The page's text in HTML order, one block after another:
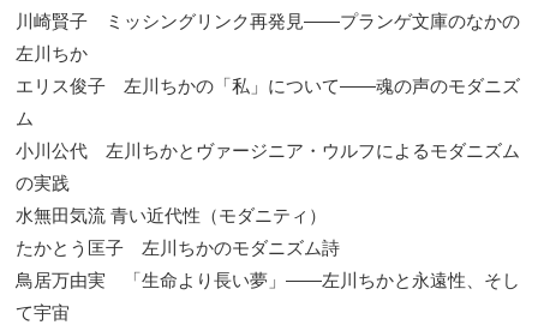
川崎賢子 ミッシングリンク再発見――プランゲ文庫のなかの
左川ちか
エリス俊子 左川ちかの「私」について――魂の声のモダニズ
ム
小川公代 左川ちかとヴァージニア・ウルフによるモダニズム
の実践
水無田気流 青い近代性（モダニティ）
たかとう匡子 左川ちかのモダニズム詩
鳥居万由実 「生命より長い夢」――左川ちかと永遠性、そし
て宇宙